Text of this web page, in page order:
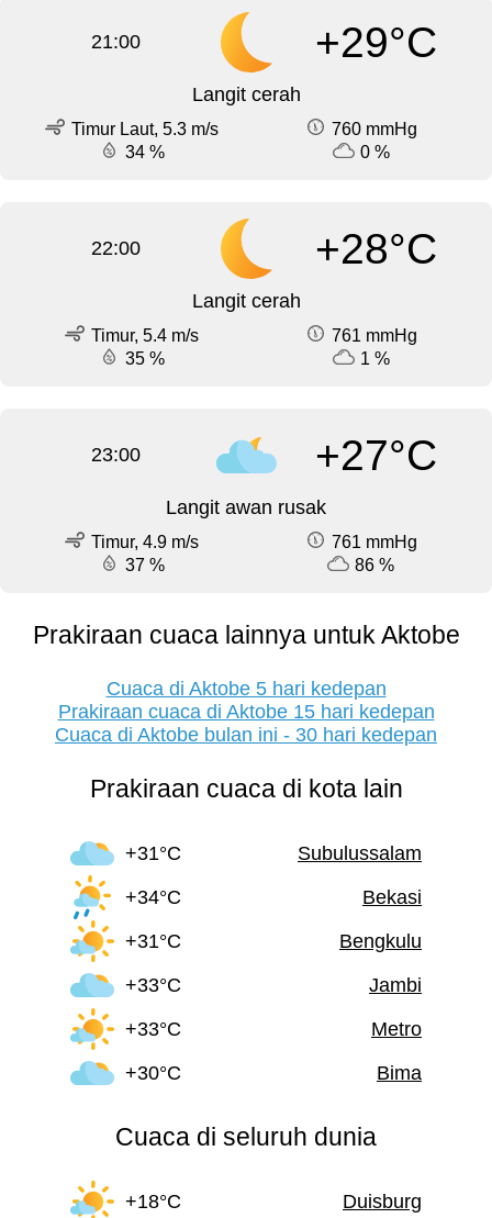
21:00 +29°C
Langit cerah
Timur Laut, 5.3 m/s
760 mmHg
34 %
0 %
22:00 +28°C
Langit cerah
Timur, 5.4 m/s
761 mmHg
35 %
1 %
23:00 +27°C
Langit awan rusak
Timur, 4.9 m/s
761 mmHg
37 %
86 %
Prakiraan cuaca lainnya untuk Aktobe
Cuaca di Aktobe 5 hari kedepan
Prakiraan cuaca di Aktobe 15 hari kedepan
Cuaca di Aktobe bulan ini - 30 hari kedepan
Prakiraan cuaca di kota lain
+31°C
Subulussalam
+34°C
Bekasi
+31°C
Bengkulu
+33°C
Jambi
+33°C
Metro
+30°C
Bima
Cuaca di seluruh dunia
+18°C Duisburg